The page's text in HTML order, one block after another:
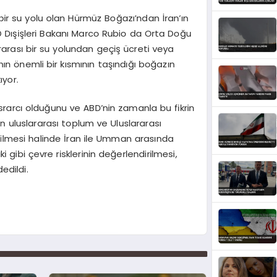
su yolu olan Hürmüz Boğazı’ndan İran’ın
Bakanı Marco Rubio da Orta Doğu
bir su yolundan geçiş ücreti veya
bir kısmının taşındığı boğazın
olduğunu ve ABD’nin zamanla bu fikrin
uluslararası toplum ve Uluslararası
halinde İran ile Umman arasında
gibi çevre risklerinin değerlendirilmesi,